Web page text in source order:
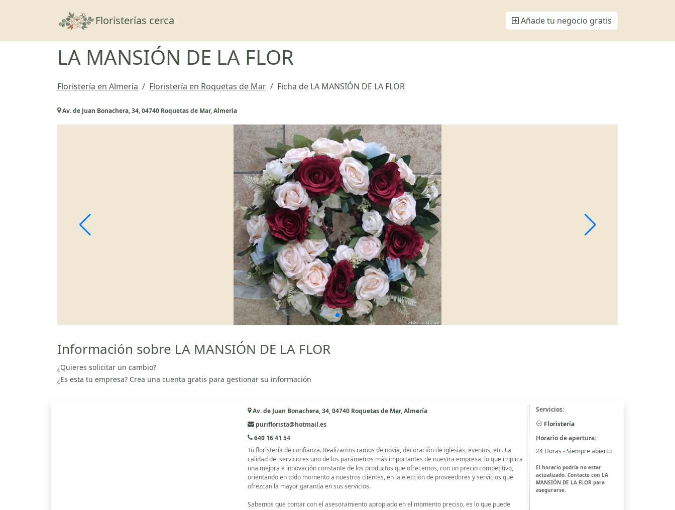
Floristerías cerca Añade tu negocio gratis
LA MANSIÓN DE LA FLOR
Floristería en Almería Floristería en Roquetas de Mar Ficha de LA MANSIÓN DE LA FLOR
Av. de Juan Bonachera, 34, 04740 Roquetas de Mar, Almería
Información sobre LA MANSIÓN DE LA FLOR
¿Quieres solicitar un cambio?
¿Es esta tu empresa? Crea una cuenta gratis para gestionar su información
Av. de Juan Bonachera, 34, 04740 Roquetas de Mar, Almería
puriflorista@hotmail.es
640 16 41 54
Tu floristería de confianza. Realizamos ramos de novia, decoración de iglesias, eventos, etc. La
calidad del servicio es uno de los parámetros más importantes de nuestra empresa, lo que implica
una mejora e innovación constante de los productos que ofrecemos, con un precio competitivo,
orientando en todo momento a nuestros clientes, en la elección de proveedores y servicios que
ofrezcan la mayor garantía en sus servicios.
Sabemos que contar con el asesoramiento apropiado en el momento preciso, es lo que puede
Servicios:
Floristería
Horario de apertura:
24 Horas - Siempre abierto
El horario podría no estar
actualizado. Contacte con LA
MANSIÓN DE LA FLOR para
asegurarse.